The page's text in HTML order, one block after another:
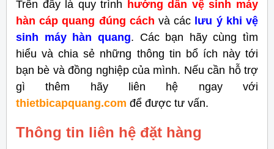
Trên đây là quy trình hướng dẫn vệ sinh máy
hàn cáp quang đúng cách và các lưu ý khi vệ
sinh máy hàn quang. Các bạn hãy cùng tìm
hiểu và chia sẻ những thông tin bổ ích này tới
bạn bè và đồng nghiệp của mình. Nếu cần hỗ trợ
gì thêm hãy liên hệ ngay với
thietbicapquang.com để được tư vấn.
Thông tin liên hệ đặt hàng